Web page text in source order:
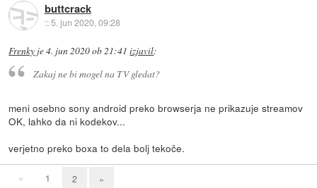
buttcrack
::5. jun 2020, 09:28
Frenky je4. jun 2020 ob 21:41 izjavil:
Zakaj ne bi mogel na TV gledat?
meni osebno sony android preko browserja ne prikazuje streamov
OK, lahko da ni kodekov...
verjetno preko boxa to dela bolj tekoče.
« 1 2 »